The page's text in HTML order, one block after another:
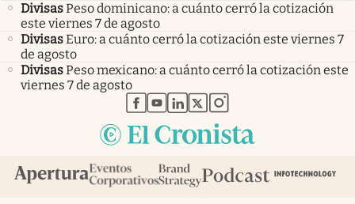
DivisasPeso dominicano: a cuánto cerró la cotización
este viernes 7 de agosto
DivisasEuro: a cuánto cerró la cotización este viernes 7
de agosto
DivisasPeso mexicano: a cuánto cerró la cotización este
viernes 7 de agosto
abre en nueva pestaña
abre en nueva pestaña
abre en nueva pestaña
abre en nueva pestaña
abre en nueva pestaña